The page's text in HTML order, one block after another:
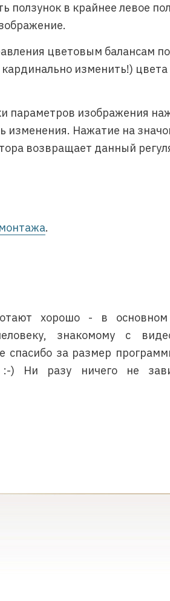
ползунок в крайнее левое
цветовым балансам
изменить!) цвета
параметров изображения
изменения. Нажатие на
возвращает данный
.
хорошо - в
знакомому с
спасибо за размер
:-) Ни разу ничего не